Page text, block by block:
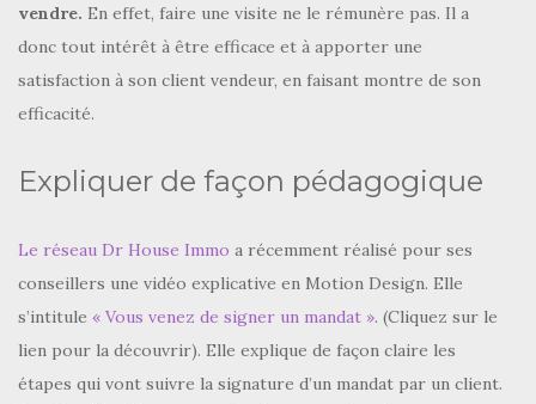
vendre. En effet, faire une visite ne le rémunère pas. Il a
donc tout intérêt à être efficace et à apporter une
satisfaction à son client vendeur, en faisant montre de son
efficacité.
Expliquer de façon pédagogique
Le réseau Dr House Immo a récemment réalisé pour ses
conseillers une vidéo explicative en Motion Design. Elle
s’intitule « Vous venez de signer un mandat ». (Cliquez sur le
lien pour la découvrir). Elle explique de façon claire les
étapes qui vont suivre la signature d’un mandat par un client.